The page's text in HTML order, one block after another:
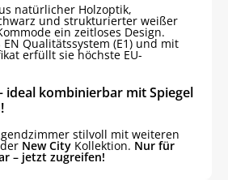
natürlicher Holzoptik,
und strukturierter weißer
ein zeitloses Design.
Qualitätssystem (E1) und mit
erfüllt sie höchste EU-
ideal kombinierbar mit Spiegel
stilvoll mit weiteren
New City Kollektion. Nur für
– jetzt zugreifen!